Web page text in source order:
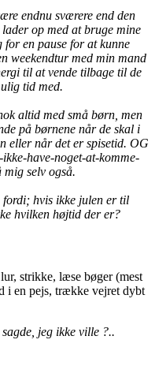
endnu sværere end den
op med at bruge mine
en pause for at kunne
weekendtur med min mand
til at vende tilbage til de
tid med.
altid med små børn, men
på børnene når de skal i
eller når det er spisetid. OG
have-noget-at-komme-
selv også.
hvis ikke julen er til
hvilken højtid der er?
strikke, læse bøger (mest
i en pejs, trække vejret dybt
jeg ikke ville ?..